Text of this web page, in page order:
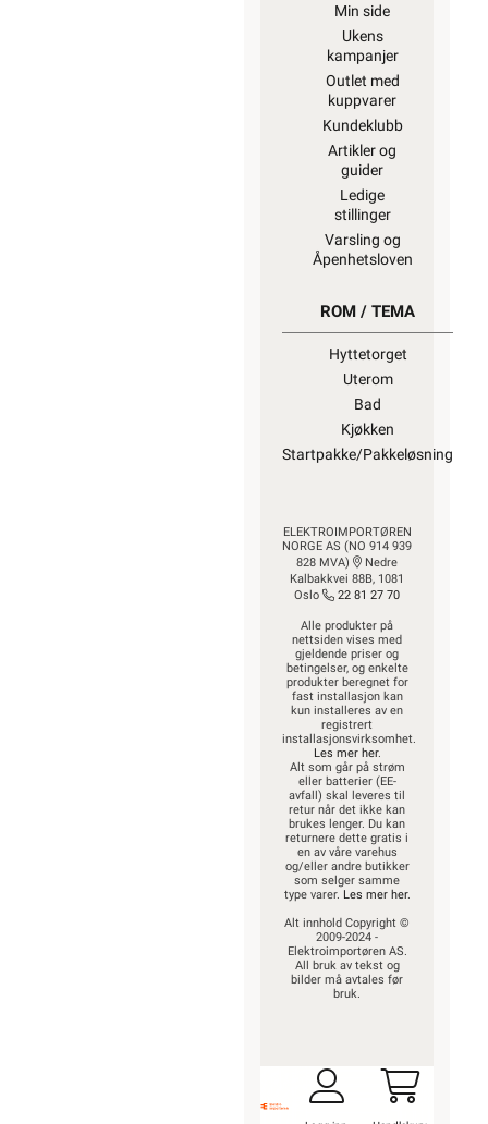
Min side
Ukens
kampanjer
Outlet med
kuppvarer
Kundeklubb
Artikler og
guider
Ledige
stillinger
Varsling og
Åpenhetsloven
ROM / TEMA
Hyttetorget
Uterom
Bad
Kjøkken
Startpakke/Pakkeløsning
ELEKTROIMPORTØREN
NORGE AS (NO 914 939
828 MVA)
Nedre
Kalbakkvei 88B, 1081
Oslo
22 81 27 70
Alle produkter på
nettsiden vises med
gjeldende priser og
betingelser, og enkelte
produkter beregnet for
fast installasjon kan
kun installeres av en
registrert
installasjonsvirksomhet.
Les mer her.
Alt som går på strøm
eller batterier (EE-
avfall) skal leveres til
retur når det ikke kan
brukes lenger. Du kan
returnere dette gratis i
en av våre varehus
og/eller andre butikker
som selger samme
type varer. Les mer her.
Alt innhold Copyright ©
2009-2024 -
Elektroimportøren AS.
All bruk av tekst og
bilder må avtales før
bruk.